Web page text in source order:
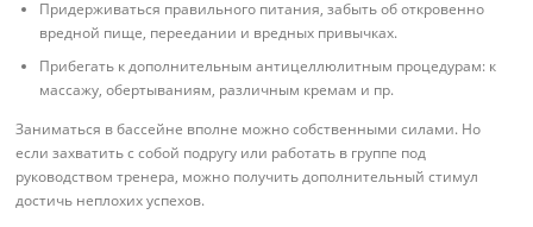
Придерживаться правильного питания, забыть об откровенно
вредной пище, переедании и вредных привычках.
Прибегать к дополнительным антицеллюлитным процедурам: к
массажу, обертываниям, различным кремам и пр.
Заниматься в бассейне вполне можно собственными силами. Но
если захватить с собой подругу или работать в группе под
руководством тренера, можно получить дополнительный стимул
достичь неплохих успехов.